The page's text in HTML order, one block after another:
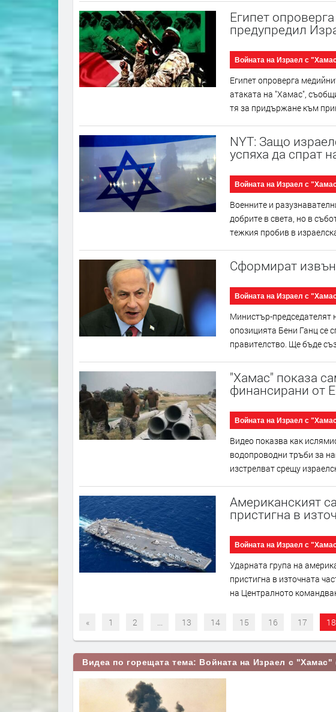
Египет
предупредил
Войната на Израел с
Египет опроверга
атаката на "Хамас",
тя за придържане към
NYT: Защо
успяха да спрат
Войната на Израел с
Военните и
добрите в света, но в
тежкия пробив в
Сформират
Войната на Израел с
Министър-председателят
опозицията Бени Ганц се
правителство. Ще бъде
"Хамас" показа
финансирани от
Войната на Израел с
Видео показва как
водопроводни тръби за
изстрелват срещу
Американският
пристигна в
Войната на Израел с
Ударната група на
пристигна в източната
на Централното
« 1 2 ... 13 14 15 16 17 18
Видеа по горещата тема: Войната на Израел с "Хамас"